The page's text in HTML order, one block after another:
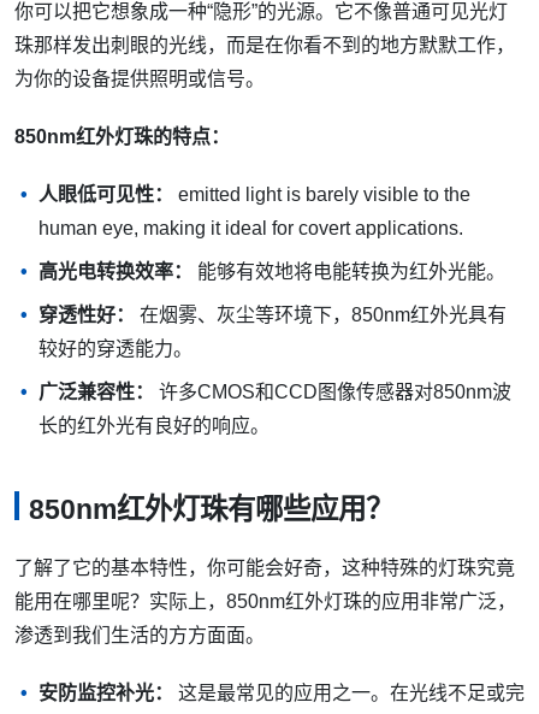
你可以把它想象成一种“隐形”的光源。它不像普通可见光灯
珠那样发出刺眼的光线，而是在你看不到的地方默默工作，
为你的设备提供照明或信号。
850nm红外灯珠的特点：
人眼低可见性：
emitted light is barely visible to the
human eye, making it ideal for covert applications.
高光电转换效率： 能够有效地将电能转换为红外光能。
穿透性好：
在烟雾、灰尘等环境下，850nm红外光具有
较好的穿透能力。
广泛兼容性：
许多CMOS和CCD图像传感器对850nm波
长的红外光有良好的响应。
850nm红外灯珠有哪些应用？
了解了它的基本特性，你可能会好奇，这种特殊的灯珠究竟
能用在哪里呢？实际上，850nm红外灯珠的应用非常广泛，
渗透到我们生活的方方面面。
安防监控补光：
这是最常见的应用之一。在光线不足或完